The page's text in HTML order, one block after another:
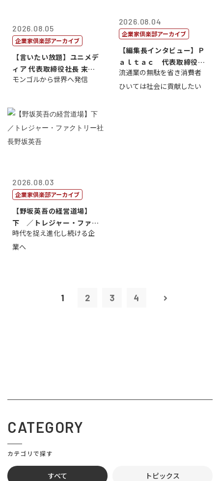
2026.08.05
企業家倶楽部アーカイブ
【言いたい放題】ユニメデ
ィア 代表取締役社長 末田
真
モンゴルから世界へ発信
2026.08.04
企業家倶楽部アーカイブ
【編集長インタビュー】Ｐ
ａｌｔａｃ 代表取締役会
長三木田國夫
流通業の無駄を省き消費者
ひいては社会に貢献したい
2026.08.03
企業家倶楽部アーカイブ
【野坂英吾の経営道場】
下 ／トレジャー・ファク
トリー社長野坂...
時代を捉え進化し続ける企
業へ
1 2 3 4
CATEGORY
カテゴリで探す
すべて トピックス